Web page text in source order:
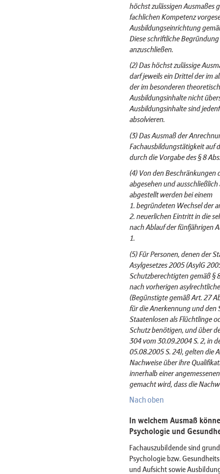
höchst zulässigen Ausmaßes
fachlichen Kompetenz
Ausbildungseinrichtung
Diese schriftliche
anzuschließen.
(2) Das höchst zulässige
darf jeweils ein Drittel der im
der im besonderen
Ausbildungsinhalte nicht
Ausbildungsinhalte sind
absolvieren.
(3) Das Ausmaß der
Fachausbildungstätigkeit auf
durch die Vorgabe des § 8
(4) Von den Beschränkungen
abgesehen und
abgestellt werden bei einem
1. begründeten Wechsel der
2. neuerlichen Eintritt in die
nach Ablauf der fünfjährigen
1.
(5) Für Personen, denen der
Asylgesetzes 2005 (AsylG
Schutzberechtigten gemäß §
nach vorherigen
(Begünstigte gemäß Art. 27
für die Anerkennung und den
Staatenlosen als Flüchtlinge
Schutz benötigen, und über
304 vom 30.09.2004 S. 2, in
05.08.2005 S. 24), gelten die
Nachweise über ihre
innerhalb einer
gemacht wird, dass die
Nach oben
In welchem Ausmaß
Psychologie und
Fachauszubildende sind
Psychologie bzw.
und Aufsicht sowie